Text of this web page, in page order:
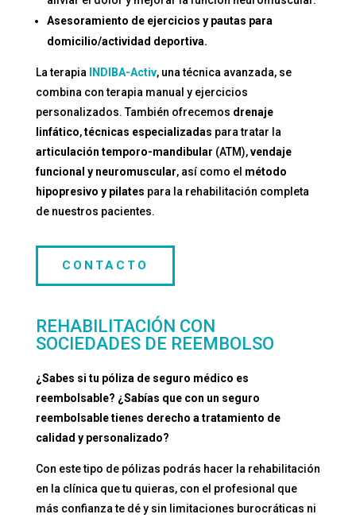
Asesoramiento de ejercicios y pautas para
domicilio/actividad deportiva.
La terapia INDIBA-Activ, una técnica avanzada, se
combina con terapia manual y ejercicios
personalizados.También ofrecemos drenaje
linfático,técnicas especializadas para tratar la
articulación temporo-mandibular (ATM),vendaje
funcional y neuromuscular, así como el método
hipopresivo y pilates para la rehabilitación completa
de nuestros pacientes.
CONTACTO
REHABILITACIÓN CON
SOCIEDADES DE REEMBOLSO
¿Sabes si tu póliza de seguro médico es
reembolsable? ¿Sabías que con un seguro
reembolsable tienes derecho a tratamiento de
calidad y personalizado?
Con este tipo de pólizas podrás hacer la rehabilitación
en la clínica que tu quieras, con el profesional que
más confianza te dé y sin limitaciones burocráticas ni